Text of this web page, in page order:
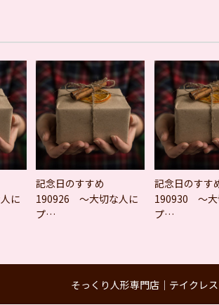
に
記念日のすすめ
190926 ～大切な人に
プ…
記念日のすす
190930 ～大
プ…
そっくり人形専門店｜テイクレ